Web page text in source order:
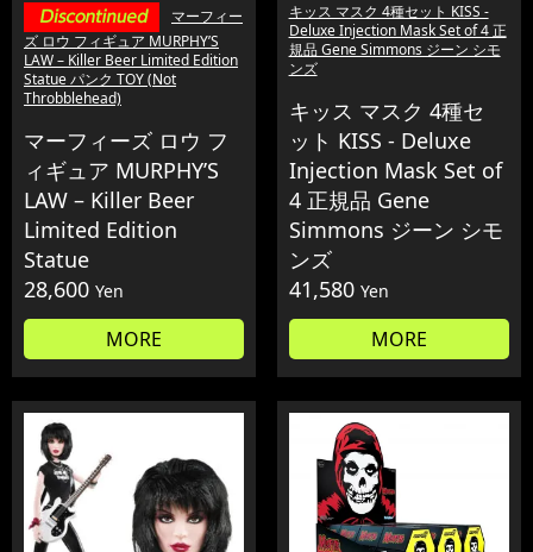
マーフィー
ズ ロウ フィギュア MURPHY’S
LAW – Killer Beer Limited Edition
Statue パンク TOY (Not
Throbblehead)
マーフィーズ ロウ フ
ィギュア MURPHY’S
LAW – Killer Beer
Limited Edition
Statue
28,600 Yen
MORE
キッス マスク 4種セット KISS -
Deluxe Injection Mask Set of 4 正
規品 Gene Simmons ジーン シモ
ンズ
キッス マスク 4種セ
ット KISS - Deluxe
Injection Mask Set of
4 正規品 Gene
Simmons ジーン シモ
ンズ
41,580 Yen
MORE